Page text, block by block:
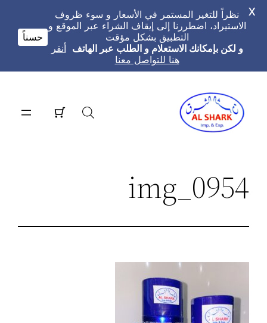
المحتوى
img_0954
نظراً للتغير المستمر في الأسعار و سوء ظروف
الاستيراد، اضطررنا إلى إيقاف الشراء عبر الموقع و
التطبيق بشكل مؤقت
و لكن بإمكانك الاستعلام و الطلب عبر الهاتف أنقر
هنا للتواصل معنا
حسناً
X